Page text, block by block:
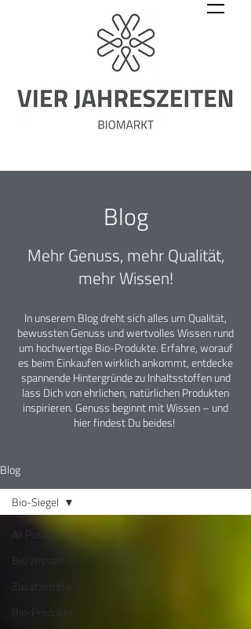
Blog
Mehr Genuss, mehr Qualität,
mehr Wissen!
In unserem Blog dreht sich alles um Qualität,
bewussten Genuss und wertvolles Wissen rund
um hochwertige Bio-Produkte. Erfahre, worauf
es beim Einkaufen wirklich ankommt, entdecke
spannende Hintergründe zu Inhaltsstoffen und
lass Dich von ehrlichen, natürlichen Produkten
inspirieren. Genuss beginnt mit Wissen – und
hier findest Du beides!
Blog
All Posts
Bio Wissen
Zusatzstoffe
Bio-Produkte
Bio-Siegel